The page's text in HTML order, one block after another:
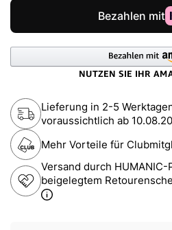
Lieferung in 2-5
voraussichtlich ab
Mehr Vorteile für
Versand durch
beigelegtem